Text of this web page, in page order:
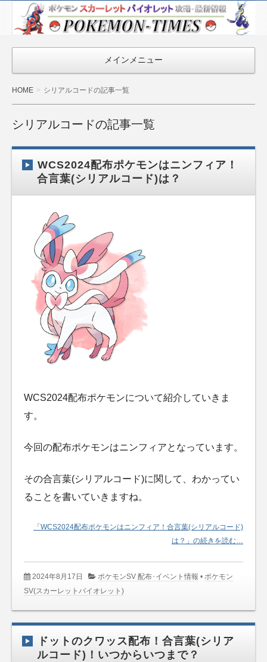
ポケモン最新
情報まとめ
『POKEMON-
TIMES』
メインメニュー
HOME シリアルコードの記事一覧
シリアルコードの記事一覧
WCS2024配布ポケモンはニンフィア！
合言葉(シリアルコード)は？
WCS2024配布ポケモンについて紹介していきま
す。
今回の配布ポケモンはニンフィアとなっています。
その合言葉(シリアルコード)に関して、わかってい
ることを書いていきますね。
「WCS2024配布ポケモンはニンフィア！合言葉(シリアルコード)
は？」の続きを読む…
2024年8月17日 ポケモンSV 配布･イベント情報 •ポケモン
SV(スカーレットバイオレット)
ドットのクワッス配布！合言葉(シリア
ルコード)！いつからいつまで？